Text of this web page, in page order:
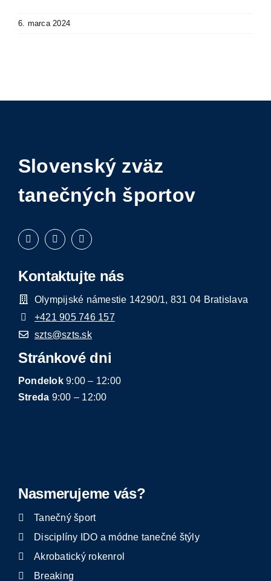
6. marca 2024
Slovenský zväz
tanečných športov
Kontaktujte nás
Olympijské námestie 14290/1, 831 04 Bratislava
+421 905 746 157
szts@szts.sk
Stránkové dni
Pondelok9:00 – 12:00
Streda 9:00 – 12:00
Nasmerujeme vás?
Tanečný šport
Disciplíny IDO a módne tanečné štýly
Akrobatický rokenrol
Breaking